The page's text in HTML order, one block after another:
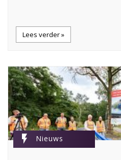
Lees verder »
flash_on Nieuws